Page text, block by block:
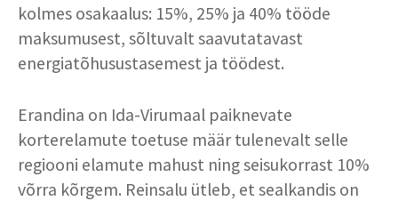
kolmes osakaalus: 15%, 25% ja 40% tööde
maksumusest, sõltuvalt saavutatavast
energiatõhusustasemest ja töödest.
Erandina on Ida-Virumaal paiknevate
korterelamute toetuse määr tulenevalt selle
regiooni elamute mahust ning seisukorrast 10%
võrra kõrgem. Reinsalu ütleb, et sealkandis on